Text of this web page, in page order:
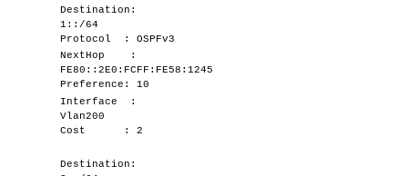
Destination:
1::/64
Protocol : OSPFv3
NextHop :
FE80::2E0:FCFF:FE58:1245
Preference: 10
Interface :
Vlan200
Cost : 2
Destination: